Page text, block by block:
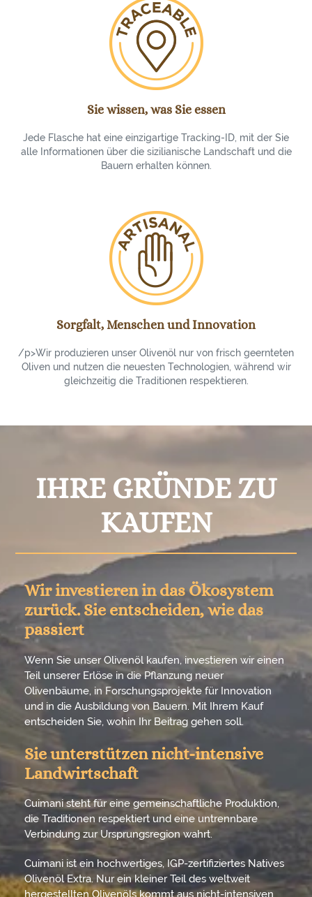
Sie wissen, was Sie essen
Jede Flasche hat eine einzigartige Tracking-ID, mit der Sie
alle Informationen über die sizilianische Landschaft und die
Bauern erhalten können.
Sorgfalt, Menschen und Innovation
/p>Wir produzieren unser Olivenöl nur von frisch geernteten
Oliven und nutzen die neuesten Technologien, während wir
gleichzeitig die Traditionen respektieren.
IHRE GRÜNDE ZU
KAUFEN
Wir investieren in das Ökosystem
zurück. Sie entscheiden, wie das
passiert
Wenn Sie unser Olivenöl kaufen, investieren wir einen
Teil unserer Erlöse in die Pflanzung neuer
Olivenbäume, in Forschungsprojekte für Innovation
und in die Ausbildung von Bauern. Mit Ihrem Kauf
entscheiden Sie, wohin Ihr Beitrag gehen soll.
Sie unterstützen nicht-intensive
Landwirtschaft
Cuimani steht für eine gemeinschaftliche Produktion,
die Traditionen respektiert und eine untrennbare
Verbindung zur Ursprungsregion wahrt.
Cuimani ist ein hochwertiges, IGP-zertifiziertes Natives
Olivenöl Extra. Nur ein kleiner Teil des weltweit
hergestellten Olivenöls kommt aus nicht-intensiven